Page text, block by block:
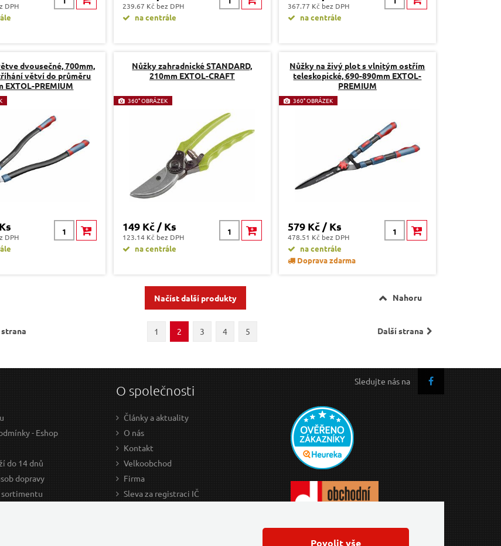
DPH 239.67 Kč bez DPH
na centrále
367.77 Kč bez DPH
na centrále
dvousečné, 700mm,
větví do průměru
EXTOL-PREMIUM
DPH
Nůžky zahradnické STANDARD,
210mm EXTOL-CRAFT
360° OBRÁZEK
149 Kč / Ks
123.14 Kč bez DPH
na centrále
Nůžky na živý plot s vlnitým ostřím
teleskopické, 690-890mm EXTOL-
PREMIUM
360° OBRÁZEK
579 Kč / Ks
478.51 Kč bez DPH
na centrále
Doprava zdarma
Načíst další produkty Nahoru
Další strana
1 2 3 4 5
Sledujte nás na
- Eshop
do 14 dnů
dopravy
sortimentu
O společnosti
Články a aktuality
O nás
Kontakt
Velkoobchod
Firma
Sleva za registraci IČ
Povolit vše